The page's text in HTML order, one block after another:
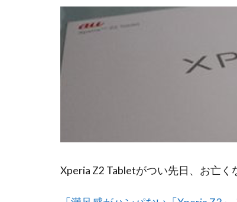
Xperia Z2 Tabletがつい先日、お亡く